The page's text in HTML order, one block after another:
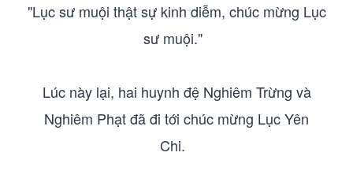
"Lục sư muội thật sự kinh diễm, chúc mừng Lục
sư muội."
Lúc này lại, hai huynh đệ Nghiêm Trừng và
Nghiêm Phạt đã đi tới chúc mừng Lục Yên
Chi.